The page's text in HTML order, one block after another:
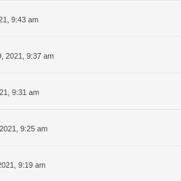
9:43 am
2021, 9:37 am
9:31 am
9:25 am
9:19 am